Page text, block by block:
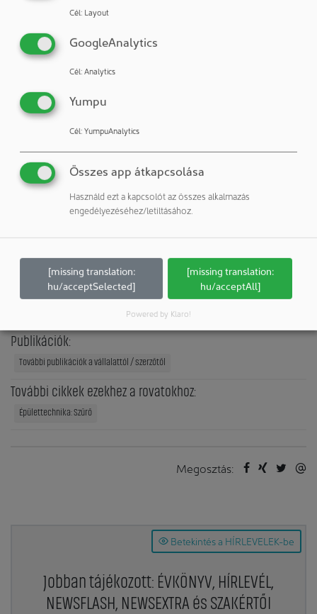
További információk
Feldstr. 26 - 32
23858 Reinfeld
Németország
Telefon: +49 4533 2020
Fax: +49 4533 202202
E-mail:info.de@camfil.com
http://www.camfil.com
Cégprofil
Megjelenítés
Kapcsolatok
Publikációk:
További publikációk a vállalattól / szerzőtől
További cikkek ezekhez a rovatokhoz:
Épülettechnika: Szűrő
Megosztás:
Betekintés a HÍRLEVELEK-be
Jobban tájékozott: ÉVKÖNYV, HÍRLEVÉL,
NEWSFLASH, NEWSEXTRA és SZAKÉRTŐI
Cél: Layout
GoogleAnalytics
Cél: Analytics
Yumpu
Cél: YumpuAnalytics
Összes app átkapcsolása
Használd ezt a kapcsolót az összes alkalmazás
engedélyezéséhez/letiltásához.
[missing translation:
hu/acceptSelected]
[missing translation:
hu/acceptAll]
Powered by Klaro!